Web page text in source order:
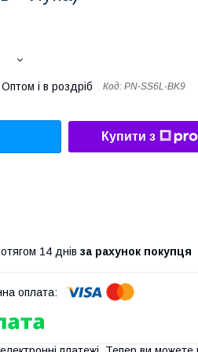
Оптом і в роздріб Код: PN-SS6L-BK9
Купити з
14 днів за рахунок покупця